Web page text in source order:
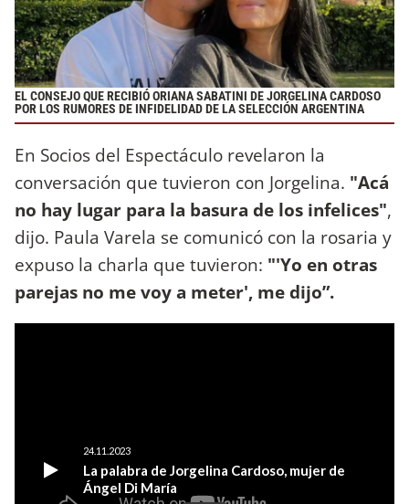
EL CONSEJO QUE RECIBIÓ ORIANA SABATINI DE JORGELINA CARDOSO
POR LOS RUMORES DE INFIDELIDAD DE LA SELECCIÓN ARGENTINA
En Socios del Espectáculo revelaron la
conversación que tuvieron con Jorgelina. "Acá
no hay lugar para la basura de los infelices",
dijo. Paula Varela se comunicó con la rosaria y
expuso la charla que tuvieron: "'Yo en otras
parejas no me voy a meter', me dijo”.